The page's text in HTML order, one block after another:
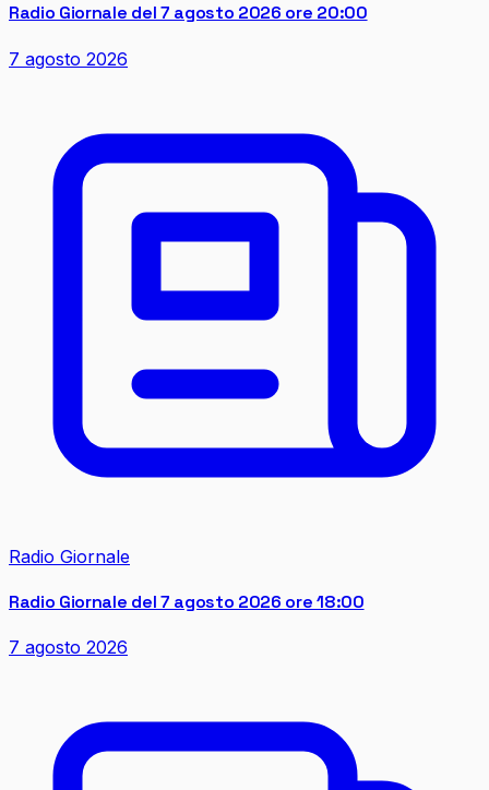
Radio Giornale del 7 agosto 2026 ore 20:00
7 agosto 2026
Radio Giornale
Radio Giornale del 7 agosto 2026 ore 18:00
7 agosto 2026